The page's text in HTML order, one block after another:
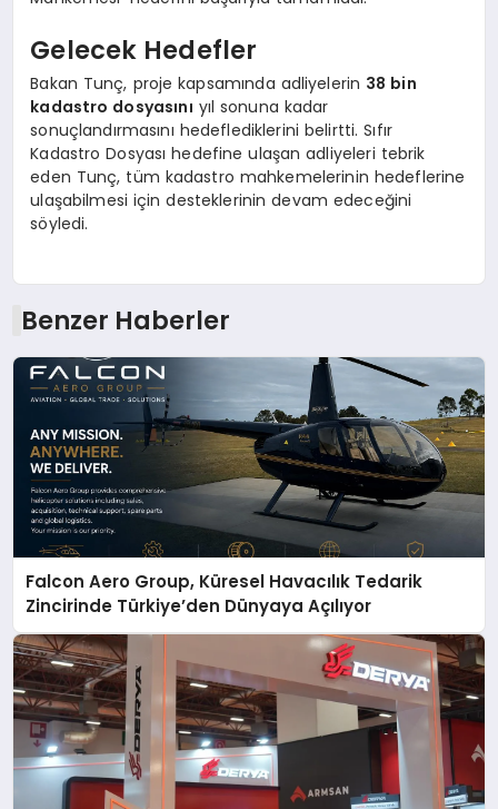
Gelecek Hedefler
Bakan Tunç, proje kapsamında adliyelerin 38 bin
kadastro dosyasını yıl sonuna kadar
sonuçlandırmasını hedeflediklerini belirtti. Sıfır
Kadastro Dosyası hedefine ulaşan adliyeleri tebrik
eden Tunç, tüm kadastro mahkemelerinin hedeflerine
ulaşabilmesi için desteklerinin devam edeceğini
söyledi.
Benzer Haberler
Falcon Aero Group, Küresel Havacılık Tedarik
Zincirinde Türkiye’den Dünyaya Açılıyor